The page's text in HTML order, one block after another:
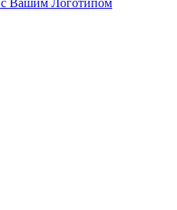
с Вашим Логотипом